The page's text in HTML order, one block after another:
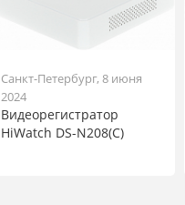
Санкт-Петербург, 8 июня
2024
Видеорегистратор
HiWatch DS-N208(C)